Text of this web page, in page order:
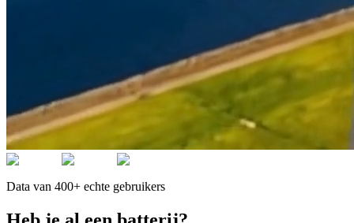
Data van 400+ echte gebruikers